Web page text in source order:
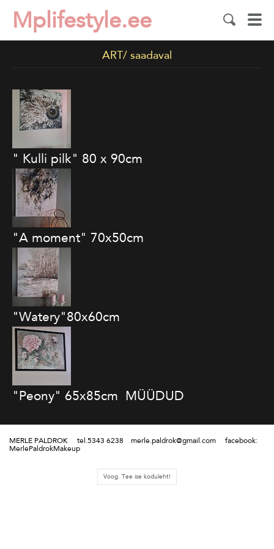
Mplifestyle.ee
ART/ saadaval
" Kulli pilk" 80 x 90cm
"A moment" 70x50cm
"Watery"80x60cm
"Peony" 65x85cm MÜÜDUD
MERLE PALDROK tel.5343 6238 merle.paldrok@gmail.com facebook:
MerlePaldrokMakeup
Voog. Tee ise koduleht!